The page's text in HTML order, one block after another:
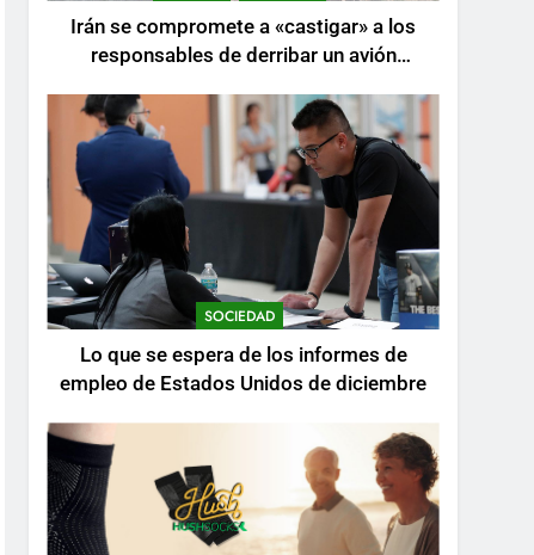
Irán se compromete a «castigar» a los
responsables de derribar un avión
SOCIEDAD
Lo que se espera de los informes de
empleo de Estados Unidos de diciembre